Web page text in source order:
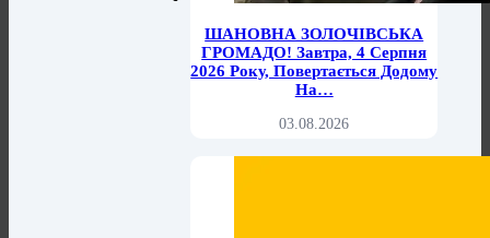
ШАНОВНА ЗОЛОЧІВСЬКА
ГРОМАДО! Завтра, 4 Серпня
2026 Року, Повертається Додому
На…
03.08.2026